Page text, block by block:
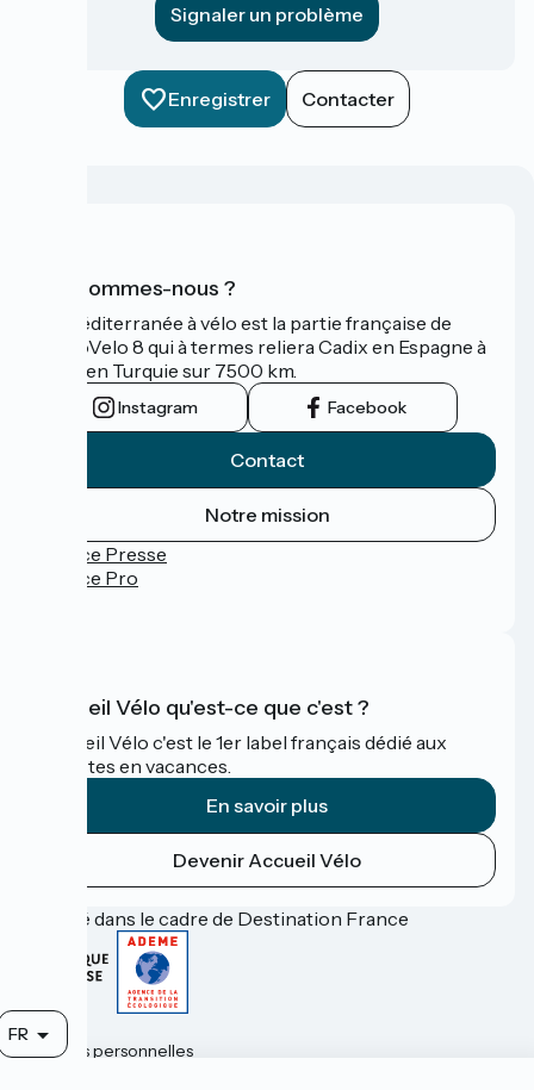
FR
Signaler un problème
Enregistrer Contacter
Qui sommes-nous ?
La Méditerranée à vélo est la partie française de
l'EuroVelo 8 qui à termes reliera Cadix en Espagne à
Izmir en Turquie sur 7500 km.
Instagram Facebook
Contact
Notre mission
Espace Presse
Espace Pro
Accueil Vélo qu'est-ce que c'est ?
Accueil Vélo c'est le 1er label français dédié aux
cyclistes en vacances.
En savoir plus
Devenir Accueil Vélo
Financé dans le cadre de Destination France
Contact
Données personnelles